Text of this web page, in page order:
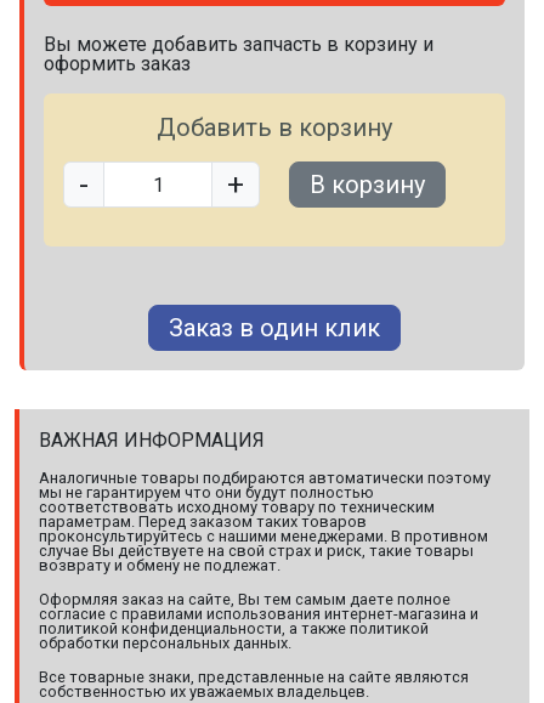
Вы можете добавить запчасть в корзину и
оформить заказ
Добавить в корзину
- + В корзину
Заказ в один клик
ВАЖНАЯ ИНФОРМАЦИЯ
Аналогичные товары подбираются автоматически поэтому
мы не гарантируем что они будут полностью
соответствовать исходному товару по техническим
параметрам. Перед заказом таких товаров
проконсультируйтесь с нашими менеджерами. В противном
случае Вы действуете на свой страх и риск, такие товары
возврату и обмену не подлежат.
Оформляя заказ на сайте, Вы тем самым даете полное
согласие с правилами использования интернет-магазина и
политикой конфиденциальности, а также политикой
обработки персональных данных.
Все товарные знаки, представленные на сайте являются
собственностью их уважаемых владельцев.